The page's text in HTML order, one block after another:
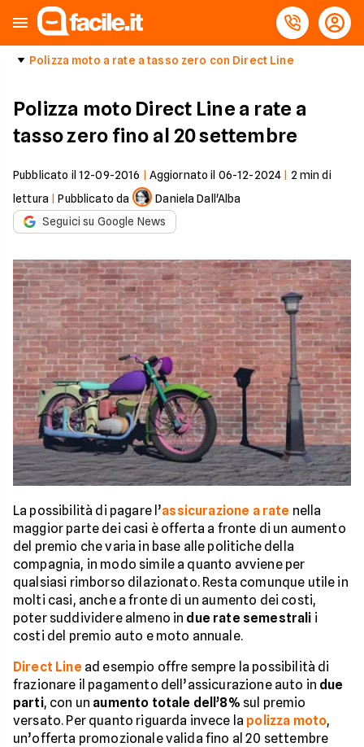
Polizza moto a rate a tasso zero con Direct Line
Polizza moto Direct Line a rate a
tasso zero fino al 20 settembre
Pubblicato il 12-09-2016 Aggiornato il 06-12-2024 2 min di
lettura |Pubblicato da
Daniela Dall'Alba
Seguici su Google News
La possibilità di pagare l’assicurazione a rate nella
maggior parte dei casi è offerta a fronte di un aumento
del premio che varia in base alle politiche della
compagnia, in modo simile a quanto avviene per
qualsiasi rimborso dilazionato. Resta comunque utile in
molti casi, anche a fronte di un aumento dei costi,
poter suddividere almeno in due rate semestrali i
costi del premio auto e moto annuale.
Direct Line ad esempio offre sempre la possibilità di
frazionare il pagamento dell’assicurazione auto in due
parti, con un aumento totale dell’8% sul premio
versato. Per quanto riguarda invece la polizza moto,
un’offerta promozionale valida fino al 20 settembre